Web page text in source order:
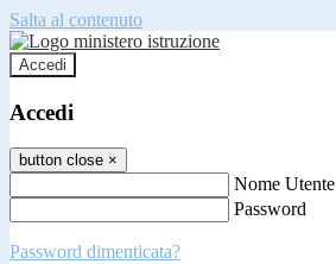
Salta al contenuto
Accedi
Accedi
button close ×
Nome Utente
Password
Password dimenticata?